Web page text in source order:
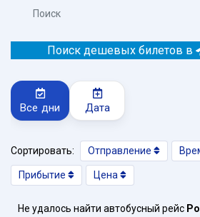
Поиск
Поиск дешевых билетов в
Все дни Дата
Сортировать: Отправление
Прибытие Цена
Не удалось найти автобусный рейс